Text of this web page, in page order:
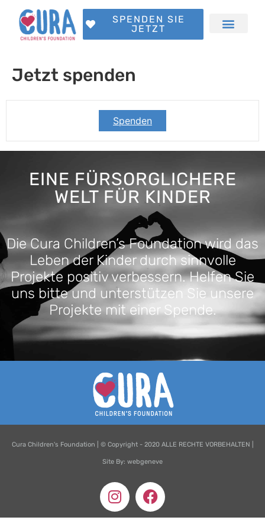
SPENDEN SIE
JETZT
Jetzt spenden
Spenden
EINE FÜRSORGLICHERE
WELT FÜR KINDER​
Die Cura Children’s Foundation wird das
Leben der Kinder durch sinnvolle
Projekte positiv verbessern. Helfen Sie
uns bitte und unterstützen Sie unsere
Projekte mit einer Spende.
Cura Children's Foundation | © Copyright - 2020 ALLE RECHTE VORBEHALTEN |
Site By: webgeneve